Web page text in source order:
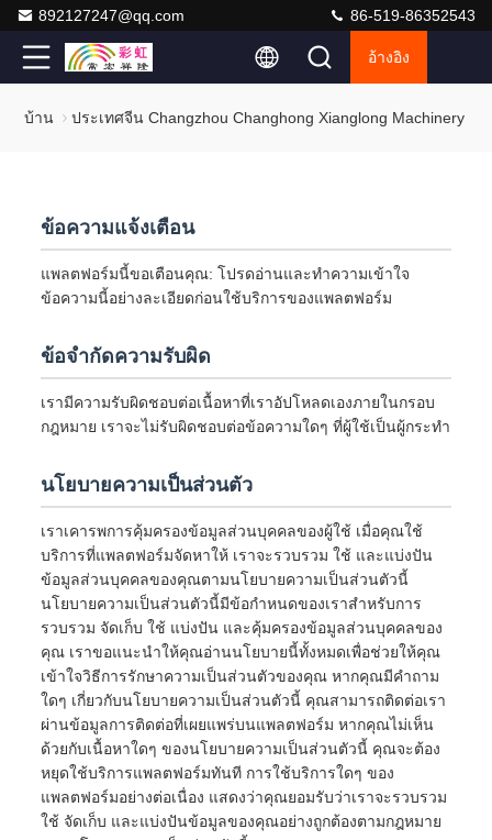
892127247@qq.com 86-519-86352543
อ้างอิง
บ้าน ประเทศจีน Changzhou Changhong Xianglong Machinery
ข้อความแจ้งเตือน
แพลตฟอร์มนี้ขอเตือนคุณ: โปรดอ่านและทำความเข้าใจ
ข้อความนี้อย่างละเอียดก่อนใช้บริการของแพลตฟอร์ม
ข้อจำกัดความรับผิด
เรามีความรับผิดชอบต่อเนื้อหาที่เราอัปโหลดเองภายในกรอบ
กฎหมาย เราจะไม่รับผิดชอบต่อข้อความใดๆ ที่ผู้ใช้เป็นผู้กระทำ
นโยบายความเป็นส่วนตัว
เราเคารพการคุ้มครองข้อมูลส่วนบุคคลของผู้ใช้ เมื่อคุณใช้
บริการที่แพลตฟอร์มจัดหาให้ เราจะรวบรวม ใช้ และแบ่งปัน
ข้อมูลส่วนบุคคลของคุณตามนโยบายความเป็นส่วนตัวนี้
นโยบายความเป็นส่วนตัวนี้มีข้อกำหนดของเราสำหรับการ
รวบรวม จัดเก็บ ใช้ แบ่งปัน และคุ้มครองข้อมูลส่วนบุคคลของ
คุณ เราขอแนะนำให้คุณอ่านนโยบายนี้ทั้งหมดเพื่อช่วยให้คุณ
เข้าใจวิธีการรักษาความเป็นส่วนตัวของคุณ หากคุณมีคำถาม
ใดๆ เกี่ยวกับนโยบายความเป็นส่วนตัวนี้ คุณสามารถติดต่อเรา
ผ่านข้อมูลการติดต่อที่เผยแพร่บนแพลตฟอร์ม หากคุณไม่เห็น
ด้วยกับเนื้อหาใดๆ ของนโยบายความเป็นส่วนตัวนี้ คุณจะต้อง
หยุดใช้บริการแพลตฟอร์มทันที การใช้บริการใดๆ ของ
แพลตฟอร์มอย่างต่อเนื่อง แสดงว่าคุณยอมรับว่าเราจะรวบรวม
ใช้ จัดเก็บ และแบ่งปันข้อมูลของคุณอย่างถูกต้องตามกฎหมาย